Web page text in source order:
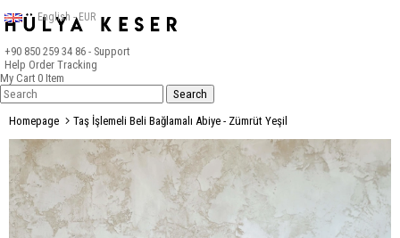
+90 850 259 34 86 - Support
Help Order Tracking
English - EUR
My Cart 0 Item
Homepage Taş İşlemeli Beli Bağlamalı Abiye - Zümrüt Yeşil